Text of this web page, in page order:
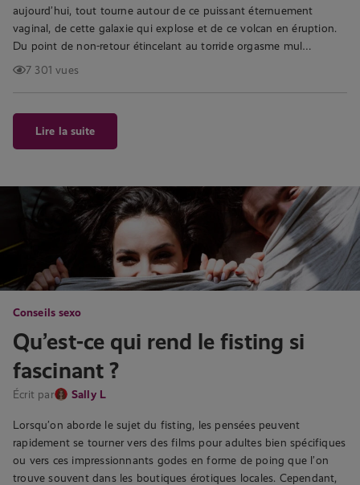
aujourd’hui, tout tourne autour de ce puissant éternuement
vaginal, de cette galaxie qui explose et de ce volcan en éruption.
Du point de non-retour étincelant au torride orgasme mul…
7 301 vues
Lire la suite
Conseils sexo
Qu’est-ce qui rend le fisting si
fascinant ?
Écrit par Sally L
Lorsqu’on aborde le sujet du fisting, les pensées peuvent
rapidement se tourner vers des films pour adultes bien spécifiques
ou vers ces impressionnants godes en forme de poing que l’on
trouve souvent dans les boutiques érotiques locales. Cependant,